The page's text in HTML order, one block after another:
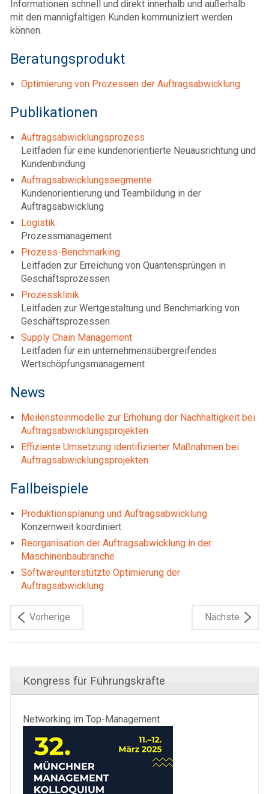
Informationen schnell und direkt innerhalb und außerhalb
mit den mannigfaltigen Kunden kommuniziert werden
können.
Beratungsprodukt
Optimierung von Prozessen der Auftragsabwicklung
Publikationen
Auftragsabwicklungsprozess
Leitfaden für eine kundenorientierte Neuausrichtung und
Kundenbindung
Auftragsabwicklungssegmente
Kundenorientierung und Teambildung in der
Auftragsabwicklung
Logistik
Prozessmanagement
Prozess-Benchmarking
Leitfaden zur Erreichung von Quantensprüngen in
Geschäftsprozessen
Prozessklinik
Leitfaden zur Wertgestaltung und Benchmarking von
Geschäftsprozessen
Supply Chain Management
Leitfaden für ein unternehmensübergreifendes
Wertschöpfungsmanagement
News
Meilensteinmodelle zur Erhöhung der Nachhaltigkeit bei
Auftragsabwicklungsprojekten
Effiziente Umsetzung identifizierter Maßnahmen bei
Auftragsabwicklungsprojekten
Fallbeispiele
Produktionsplanung und Auftragsabwicklung
Konzernweit koordiniert
Reorganisation der Auftragsabwicklung in der
Maschinenbaubranche
Softwareunterstützte Optimierung der
Auftragsabwicklung
Vorherige Nächste
Kongress für Führungskräfte
Networking im Top-Management